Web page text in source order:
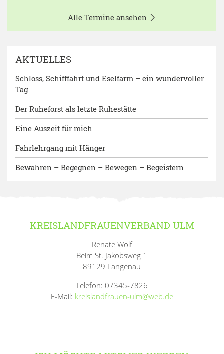
Alle Termine ansehen
AKTUELLES
Schloss, Schifffahrt und Eselfarm – ein wundervoller
Tag
Der Ruheforst als letzte Ruhestätte
Eine Auszeit für mich
Fahrlehrgang mit Hänger
Bewahren – Begegnen – Bewegen – Begeistern
KREISLANDFRAUENVERBAND ULM
Renate Wolf
Beim St. Jakobsweg 1
89129 Langenau
Telefon: 07345-7826
E-Mail: kreislandfrauen-ulm@web.de